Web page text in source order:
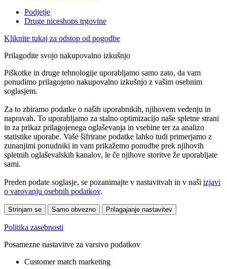
Podjetje
Druge niceshops trgovine
Kliknite tukaj za odstop od pogodbe
Prilagodite svojo nakupovalno izkušnjo
Piškotke in druge tehnologije uporabljamo samo zato, da vam
ponudimo prilagojeno nakupovalno izkušnjo z vašim osebnim
soglasjem.
Za to zbiramo podatke o naših uporabnikih, njihovem vedenju in
napravah. To uporabljamo za stalno optimizacijo naše spletne strani
in za prikaz prilagojenega oglaševanja in vsebine ter za analizo
statistike uporabe. Vaše šifrirane podatke lahko tudi primerjamo z
zunanjimi ponudniki in vam prikažemo ponudbe prek njihovih
spletnih oglaševalskih kanalov, le če njihove storitve že uporabljate
sami.
Preden podate soglasje, se pozanimajte v nastavitvah in v naši izjavi
o varovanju osebnih podatkov.
Strinjam se Samo obvezno Prilagajanje nastavitev
Politika zasebnosti
Posamezne nastavitve za varstvo podatkov
Customer match marketing